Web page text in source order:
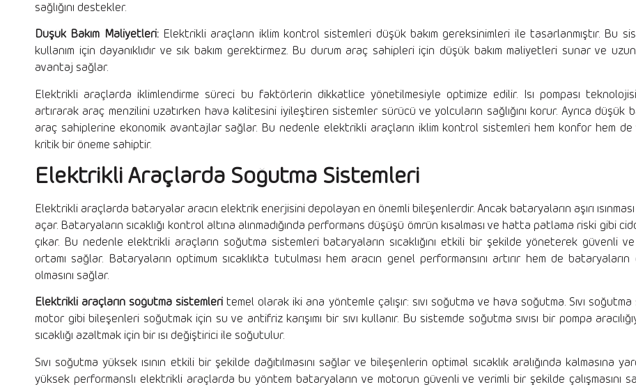
sağlığını destekler.
Düşük Bakım Maliyetleri:Elektrikli araçların iklim kontrol sistemleri düşük bakım gereksinimleri ile tasarlanmıştır. Bu
kullanım için dayanıklıdır ve sık bakım gerektirmez. Bu durum araç sahipleri için düşük bakım maliyetleri sunar ve
avantaj sağlar.
Elektrikli araçlarda iklimlendirme süreci bu faktörlerin dikkatlice yönetilmesiyle optimize edilir. Isı pompası
artırarak araç menzilini uzatırken hava kalitesini iyileştiren sistemler sürücü ve yolcuların sağlığını korur. Ayrıca düşük
araç sahiplerine ekonomik avantajlar sağlar. Bu nedenle elektrikli araçların iklim kontrol sistemleri hem konfor hem de
kritik bir öneme sahiptir.
Elektrikli Araçlarda Soğutma Sistemleri
Elektrikli araçlarda bataryalar aracın elektrik enerjisini depolayan en önemli bileşenlerdir. Ancak bataryaların aşırı
açar. Bataryaların sıcaklığı kontrol altına alınmadığında performans düşüşü ömrün kısalması ve hatta patlama riski gibi
çıkar. Bu nedenle elektrikli araçların soğutma sistemleri bataryaların sıcaklığını etkili bir şekilde yöneterek güvenli ve
ortamı sağlar. Bataryaların optimum sıcaklıkta tutulması hem aracın genel performansını artırır hem de
olmasını sağlar.
Elektrikli araçların soğutma sistemleri temel olarak iki ana yöntemle çalışır: sıvı soğutma ve hava soğutma. Sıvı
motor gibi bileşenleri soğutmak için su ve antifriz karışımı bir sıvı kullanır. Bu sistemde soğutma sıvısı bir pompa
sıcaklığı azaltmak için bir ısı değiştirici ile soğutulur.
Sıvı soğutma yüksek ısının etkili bir şekilde dağıtılmasını sağlar ve bileşenlerin optimal sıcaklık aralığında kalmasına
yüksek performanslı elektrikli araçlarda bu yöntem bataryaların ve motorun güvenli ve verimli bir şekilde çalışmasını